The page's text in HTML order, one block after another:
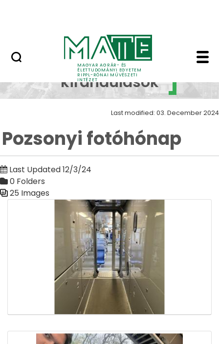
MAGYAR AGRÁR- ÉS
ÉLETTUDOMÁNYI EGYETEM
RIPPL-RÓNAI MŰVÉSZETI
INTÉZET
Pozsonyi fotóhónap
Szakmai
kirándulások
Last modified: 03. December 2024
Pozsonyi fotóhónap
Last Updated 12/3/24
0 Folders
25 Images